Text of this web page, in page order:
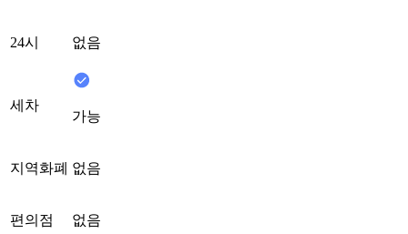
24시 없음
세차
가능
지역화폐 없음
편의점 없음